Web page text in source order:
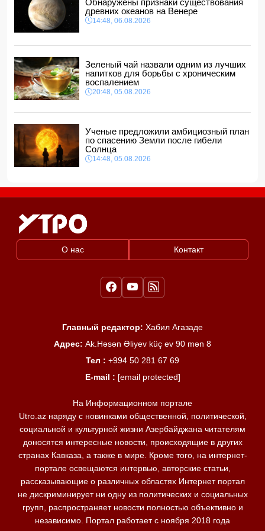
14:00, 06.08.2026
Прогноз погоды в Азербайджане на 7 августа
12:48, 06.08.2026
гибелью граждан Азербайджана в Азовском и Чёрном
морях
12:40, 06.08.2026
древних океанов на Венере
14:48, 06.08.2026
Зеленый чай назвали одним из лучших
напитков для борьбы с хроническим
воспалением
20:48, 05.08.2026
Ученые предложили амбициозный план
по спасению Земли после гибели
Солнца
14:48, 05.08.2026
О нас Контакт
Главный редактор: Хабил Агазаде
Адрес: Ak.Həsən Əliyev küç ev 90 mən 8
Тел : +994 50 281 67 69
E-mail : [email protected]
На Информационном портале
Utro.az наряду с новинками общественной, политической,
социальной и культурной жизни Азербайджана читателям
доносятся интересные новости, происходящие в других
странах Кавказа, а также в мире. Кроме того, на интернет-
портале освещаются интервью, авторские статьи,
рассказывающие о различных областях Интернет портал
не дискриминирует ни одну из политических и социальных
групп, распространяет новости полностью объективно и
независимо. Портал работает с ноября 2018 года